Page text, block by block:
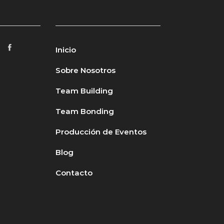
Inicio
Sobre Nosotros
Team Building
Team Bonding
Producción de Eventos
Blog
Contacto